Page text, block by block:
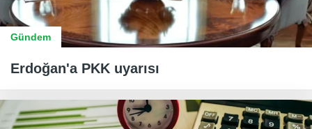
Gündem
Erdoğan'a PKK uyarısı